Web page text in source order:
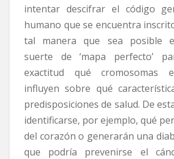
intentar descifrar el código
humano que se encuentra
tal manera que sea posible
suerte de ‘mapa perfecto’
exactitud qué cromosomas
influyen sobre qué
predisposiciones de salud. De
identificarse, por ejemplo, qué
del corazón o generarán una
que podría prevenirse el